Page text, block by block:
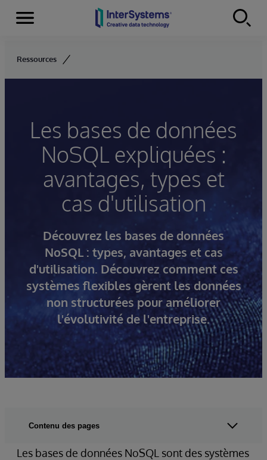
Skip to content
Menu
Ressources
Les bases de données
NoSQL expliquées :
avantages, types et
cas d'utilisation
Découvrez les bases de données
NoSQL : types, avantages et cas
d'utilisation. Découvrez comment ces
systèmes flexibles gèrent les données
non structurées pour améliorer
l'évolutivité de l'entreprise.
Les bases de données NoSQL sont des systèmes
Contenu des pages